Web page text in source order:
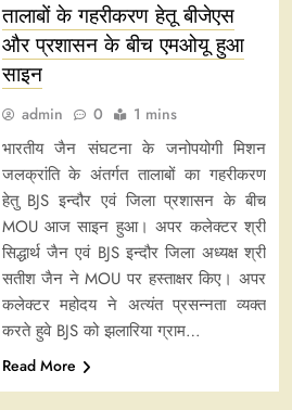
तालाबों के गहरीकरण हेतू बीजेएस
और प्रशासन के बीच एमओयू हुआ
साइन
admin 0 1 mins
भारतीय जैन संघटना के जनोपयोगी मिशन
जलक्रांति के अंतर्गत तालाबों का गहरीकरण
हेतु BJS इन्दौर एवं जिला प्रशासन के बीच
MOU आज साइन हुआ। अपर कलेक्टर श्री
सिद्धार्थ जैन एवं BJS इन्दौर जिला अध्यक्ष श्री
सतीश जैन ने MOU पर हस्ताक्षर किए। अपर
कलेक्टर महोदय ने अत्यंत प्रसन्नता व्यक्त
करते हुवे BJS को झलारिया ग्राम…
Read More